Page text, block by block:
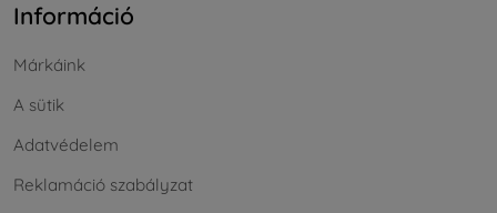
Információ
Márkáink
A sütik
Adatvédelem
Reklamáció szabályzat